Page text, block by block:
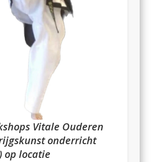
Vitale Ouderen
onderricht
op locatie